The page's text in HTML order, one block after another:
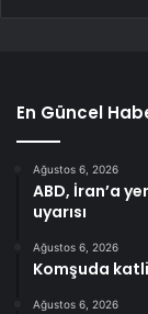
En Güncel
Ağustos 6, 2026
ABD, İran’a
uyarısı
Ağustos 6, 2026
Komşuda
Ağustos 6, 2026